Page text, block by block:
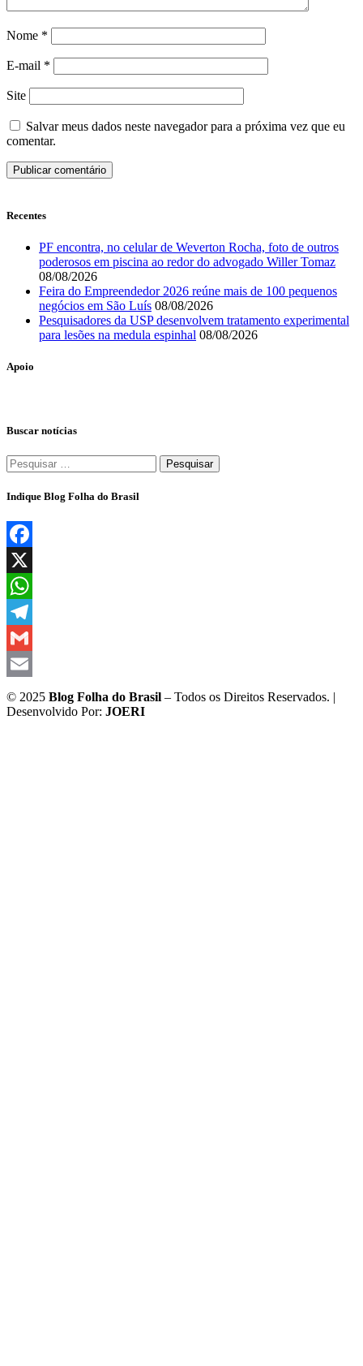
Nome *
E-mail *
Site
Salvar meus dados neste navegador para a próxima vez que eu
comentar.
Recentes
PF encontra, no celular de Weverton Rocha, foto de outros
poderosos em piscina ao redor do advogado Willer Tomaz
08/08/2026
Feira do Empreendedor 2026 reúne mais de 100 pequenos
negócios em São Luís 08/08/2026
Pesquisadores da USP desenvolvem tratamento experimental
para lesões na medula espinhal 08/08/2026
Apoio
Buscar notícias
Pesquisar
por:
Indique Blog Folha do Brasil
Facebook
X
WhatsApp
Telegram
Gmail
Email
© 2025 Blog Folha do Brasil – Todos os Direitos Reservados. |
Desenvolvido Por: JOERI